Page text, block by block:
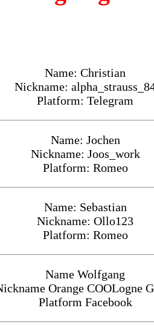
Name: Christian
Nickname:
Platform: Telegram
Name: Jochen
Nickname: Joos_work
Platform: Romeo
Name: Sebastian
Nickname: Ollo123
Platform: Romeo
Name Wolfgang
Orange COOLogne
Platform Facebook